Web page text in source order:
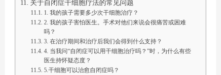
关于自闭症干细胞疗法的常见问题
1. 我的孩子需要多少次干细胞治疗？
2. 我的孩子害怕医生。手术对他们来说会很痛苦或困难
吗？
3. 在治疗期间和治疗后我们会得到什么支持？
4. 当我问“自闭症可以用干细胞治疗吗？”时，为什么有些
医生持怀疑态度？
5.干细胞可以治愈自闭症吗？